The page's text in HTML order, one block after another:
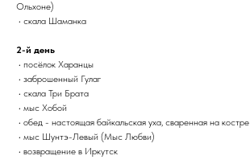
Ольхоне)
• скала Шаманка
2-й день
• посёлок Харанцы
• заброшенный Гулаг
• скала Три Брата
• мыс Хобой
• обед - настоящая байкальская уха, сваренная на костре
• мыс Шунтэ-Левый (Мыс Любви)
• возвращение в Иркутск